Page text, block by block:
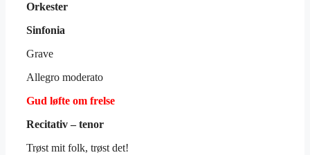
Orkester
Sinfonia
Grave
Allegro moderato
Gud løfte om frelse
Recitativ – tenor
Trøst mit folk, trøst det!